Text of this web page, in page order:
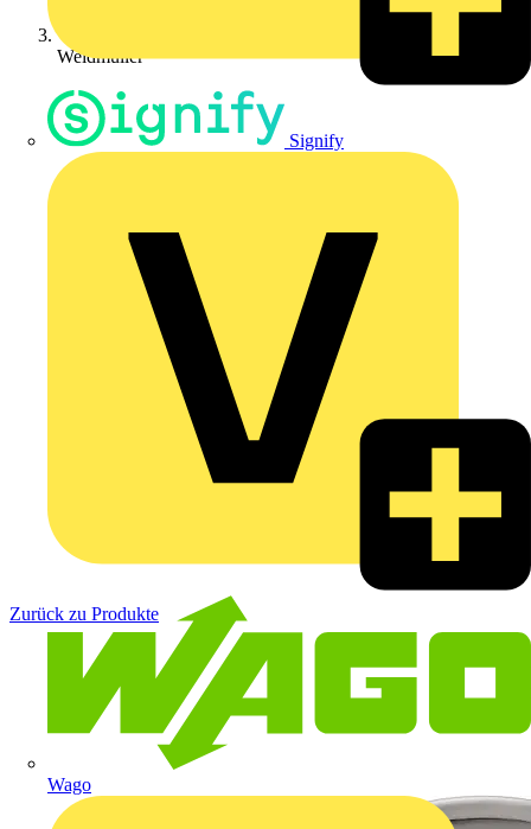
Signify
Wago
Weidmüller
Zurück zu Produkte